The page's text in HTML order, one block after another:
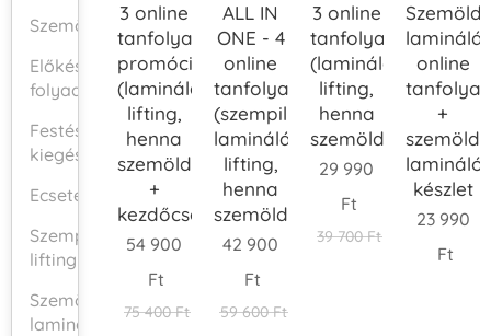
Szemöldökfestékek
Előkészítő
folyadékok
Festési
kiegészítők
Ecsetek
Szempilla
lifting
Szemöldök
laminálás
3 online
tanfolyam
promóció
(laminálás,
lifting,
henna
szemöldökstyling)
+
kezdőcsomag
54 900
Ft
75 400Ft
ALL IN
ONE - 4
online
tanfolyam
(szempillaépítő,
laminálás,
lifting,
henna
szemöldökstyling)
42 900
Ft
59 600Ft
3 online
tanfolyam
(laminálás,
lifting,
henna
szemöldökstyling)
29 990
Ft
39 700Ft
online
+
lamináló
készlet
23 990
Ft